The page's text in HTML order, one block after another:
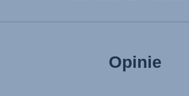
Gebrauchsanleitung (Deutsch)
Opinie